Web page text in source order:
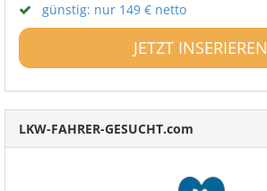
günstig: nur 149 € netto
JETZT INSERIEREN
LKW-FAHRER-GESUCHT.com